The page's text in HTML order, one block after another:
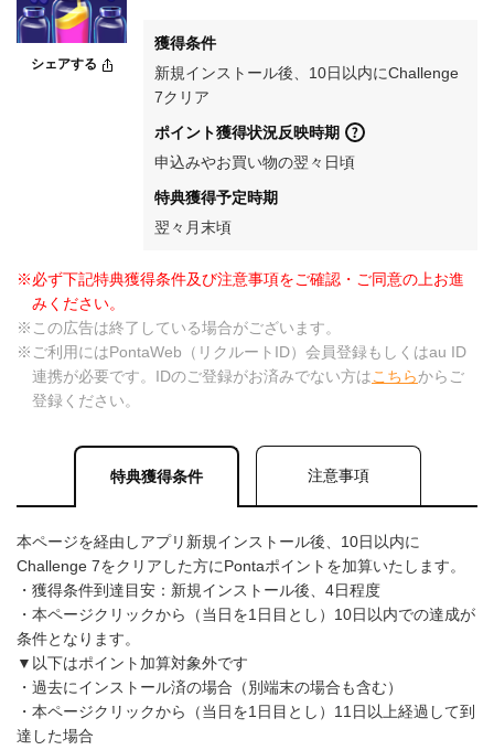
シェアする
獲得条件
新規インストール後、10日以内にChallenge
7クリア
ポイント獲得状況反映時期
申込みやお買い物の翌々日頃
特典獲得予定時期
翌々月末頃
※必ず下記特典獲得条件及び注意事項をご確認・ご同意の上お進
みください。
※この広告は終了している場合がございます。
※ご利用にはPontaWeb（リクルートID）会員登録もしくはau ID
連携が必要です。IDのご登録がお済みでない方はこちらからご
登録ください。
特典獲得条件 注意事項
本ページを経由しアプリ新規インストール後、10日以内に
Challenge 7をクリアした方にPontaポイントを加算いたします。
・獲得条件到達目安：新規インストール後、4日程度
・本ページクリックから（当日を1日目とし）10日以内での達成が
条件となります。
▼以下はポイント加算対象外です
・過去にインストール済の場合（別端末の場合も含む）
・本ページクリックから（当日を1日目とし）11日以上経過して到
達した場合